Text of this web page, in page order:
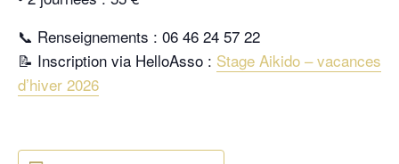
📞 Renseignements : 06 46 24 57 22
📝 Inscription via HelloAsso : Stage Aikido – vacances
d’hiver 2026